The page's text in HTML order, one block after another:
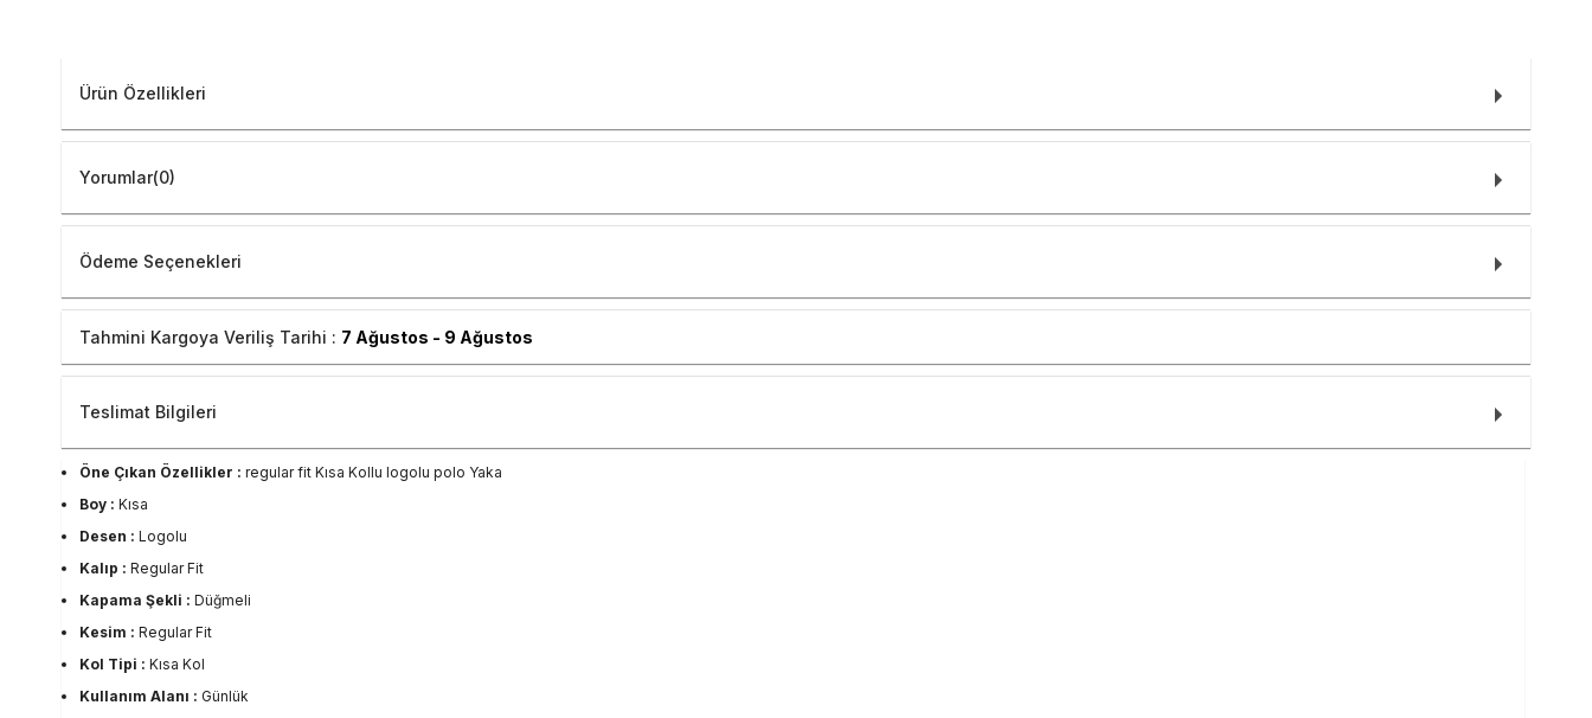
Ürün Özellikleri
Yorumlar(0)
Ödeme Seçenekleri
Tahmini Kargoya Veriliş Tarihi : 7 Ağustos - 9 Ağustos
Teslimat Bilgileri
Öne Çıkan Özellikler : regular fit Kısa Kollu logolu polo Yaka
Boy : Kısa
Desen : Logolu
Kalıp : Regular Fit
Kapama Şekli : Düğmeli
Kesim : Regular Fit
Kol Tipi : Kısa Kol
Kullanım Alanı : Günlük